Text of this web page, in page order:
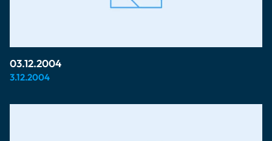
03.12.2004
3.12.2004